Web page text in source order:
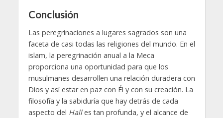
Conclusión
Las peregrinaciones a lugares sagrados son una
faceta de casi todas las religiones del mundo. En el
islam, la peregrinación anual a la Meca
proporciona una oportunidad para que los
musulmanes desarrollen una relación duradera con
Dios y así estar en paz con Él y con su creación. La
filosofía y la sabiduría que hay detrás de cada
aspecto del Halles tan profunda, y el alcance de